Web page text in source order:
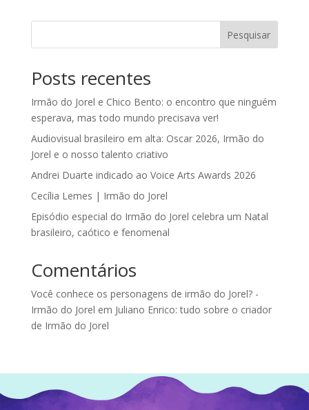
Pesquisar
Posts recentes
Irmão do Jorel e Chico Bento: o encontro que ninguém
esperava, mas todo mundo precisava ver!
Audiovisual brasileiro em alta: Oscar 2026, Irmão do
Jorel e o nosso talento criativo
Andrei Duarte indicado ao Voice Arts Awards 2026
Cecília Lemes | Irmão do Jorel
Episódio especial do Irmão do Jorel celebra um Natal
brasileiro, caótico e fenomenal
Comentários
Você conhece os personagens de irmão do Jorel? -
Irmão do Jorel em Juliano Enrico: tudo sobre o criador
de Irmão do Jorel